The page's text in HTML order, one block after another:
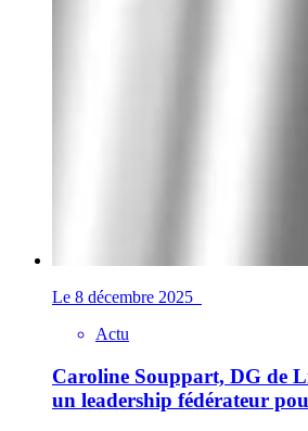
Le 8 décembre 2025
Actu
Caroline Souppart, DG de
un leadership fédérateur